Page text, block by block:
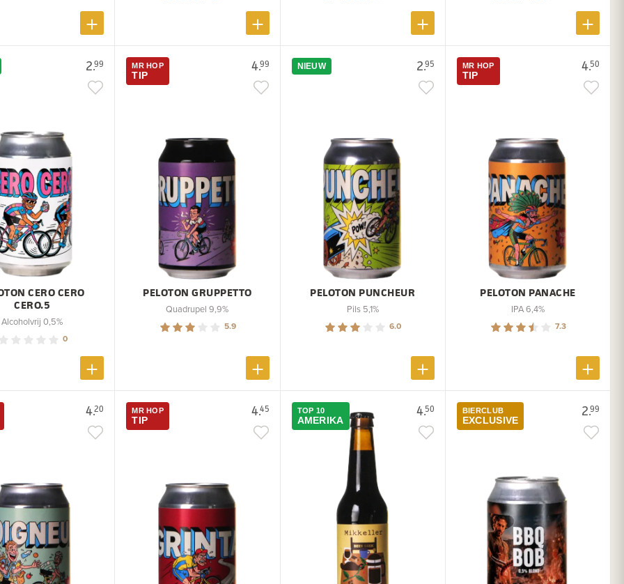
2.99
CERO CERO
CERO.5
Alcoholvrij 0,5%
0
4.99
MR HOP
TIP
PELOTON GRUPPETTO
Quadrupel 9,9%
5.9
2.95
NIEUW
PELOTON PUNCHEUR
Pils 5,1%
6.0
4.50
MR HOP
TIP
PELOTON PANACHE
IPA 6,4%
7.3
4.20 4.45
MR HOP
TIP
4.50
TOP 10
AMERIKA
2.99
BIERCLUB
EXCLUSIVE